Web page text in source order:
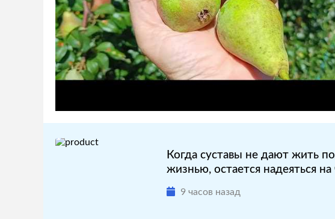
Когда суставы не дают жить
жизнью, остается надеяться на
9 часов назад